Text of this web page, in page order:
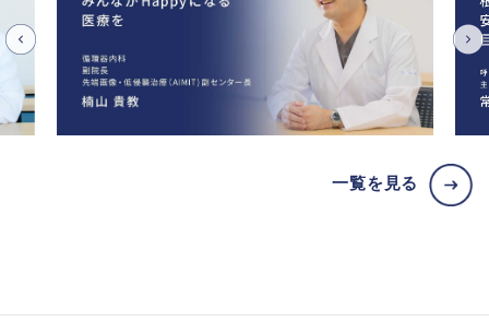
一覧を見る